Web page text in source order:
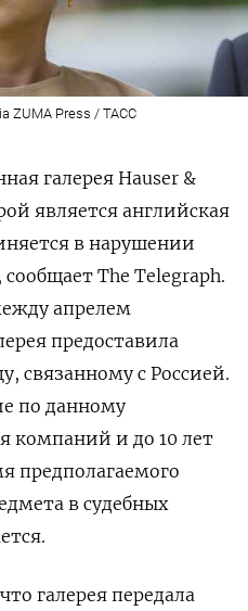
ZUMA Press / ТАСС
галерея Hauser &
является английская
в нарушении
The Telegraph.
апрелем
предоставила
связанному с Россией.
по данному
и до 10 лет
предполагаемого
в судебных
галерея передала